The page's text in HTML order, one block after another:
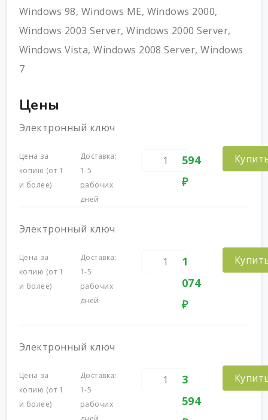
Windows 98, Windows ME, Windows 2000,
Windows 2003 Server, Windows 2000 Server,
Windows Vista, Windows 2008 Server, Windows
7
Цены
Электронный ключ
Цена за
копию (от 1
и более)
Доставка:
1-5
рабочих
дней
594
₽
Электронный ключ
Цена за
копию (от 1
и более)
Доставка:
1-5
рабочих
дней
1
074
₽
Электронный ключ
Цена за
копию (от 1
и более)
Доставка:
1-5
рабочих
3
594